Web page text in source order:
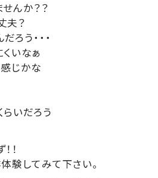
んか？？
夫？
う・・・
いなぁ
じかな
いだろう
！
験してみて下さい。